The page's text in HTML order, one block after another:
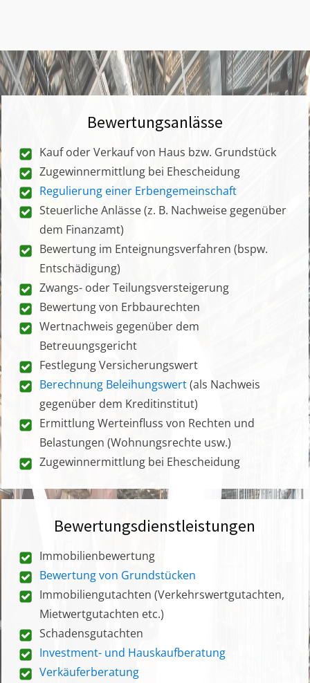
Bewertungsanlässe
Kauf oder Verkauf von Haus bzw. Grundstück
Zugewinnermittlung bei Ehescheidung
Regulierung einer Erbengemeinschaft
Steuerliche Anlässe (z. B. Nachweise gegenüber
dem Finanzamt)
Bewertung im Enteignungsverfahren (bspw.
Entschädigung)
Zwangs- oder Teilungsversteigerung
Bewertung von Erbbaurechten
Wertnachweis gegenüber dem
Betreuungsgericht
Festlegung Versicherungswert
Berechnung Beleihungswert(als Nachweis
gegenüber dem Kreditinstitut)
Ermittlung Werteinfluss von Rechten und
Belastungen (Wohnungsrechte usw.)
Zugewinnermittlung bei Ehescheidung
Bewertungsdienstleistungen
Immobilienbewertung
Bewertung von Grundstücken
Immobiliengutachten (Verkehrswertgutachten,
Mietwertgutachten etc.)
Schadensgutachten
Investment- und Hauskaufberatung
Verkäuferberatung